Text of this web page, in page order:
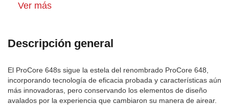
Ver más
Descripción general
El ProCore 648s sigue la estela del renombrado ProCore 648,
incorporando tecnología de eficacia probada y características aún
más innovadoras, pero conservando los elementos de diseño
avalados por la experiencia que cambiaron su manera de airear.